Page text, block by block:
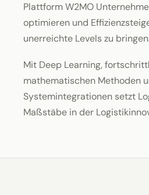
Plattform W2MO
optimieren und
unerreichte Levels zu
Mit Deep Learning,
mathematischen Methoden
Systemintegrationen setzt
Maßstäbe in der